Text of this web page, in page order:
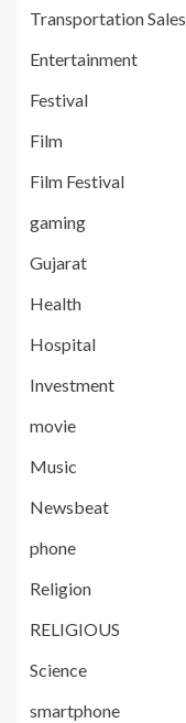
Transportation
Entertainment
Festival
Film
Film Festival
gaming
Gujarat
Health
Hospital
Investment
movie
Music
Newsbeat
phone
Religion
RELIGIOUS
Science
smartphone